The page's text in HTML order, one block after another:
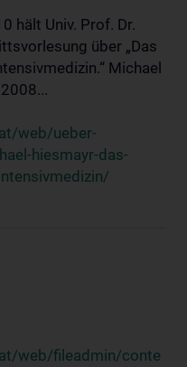
hält Univ. Prof. Dr.
über „Das
Michael
web/ueber-
hiesmayr-das-
web/fileadmin/conte